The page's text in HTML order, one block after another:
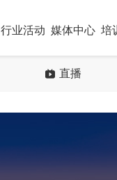
行业活动 媒体中心 培
直播